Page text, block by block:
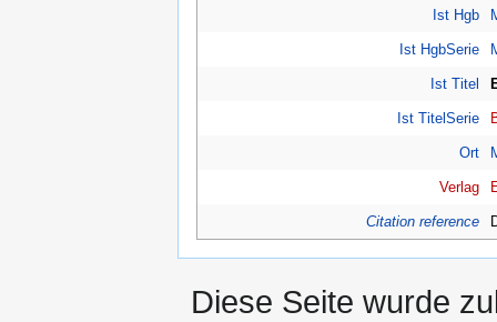
Ist Hgb
Ist HgbSerie
Ist Titel
Ist TitelSerie
Ort
Verlag
Citation reference
Diese Seite wurde